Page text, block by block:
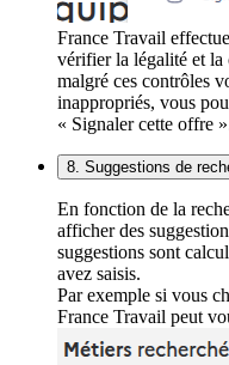
France Travail
vérifier la légalité et la
malgré ces contrôles
inappropriés, vous
« Signaler cette offre
8. Suggestions de
En fonction de la
afficher des
suggestions sont
avez saisis.
Par exemple si vous
France Travail peut